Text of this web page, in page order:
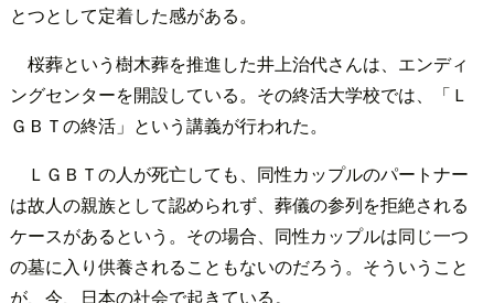
とつとして定着した感がある。
桜葬という樹木葬を推進した井上治代さんは、エンディ
ングセンターを開設している。その終活大学校では、「Ｌ
ＧＢＴの終活」という講義が行われた。
ＬＧＢＴの人が死亡しても、同性カップルのパートナー
は故人の親族として認められず、葬儀の参列を拒絶される
ケースがあるという。その場合、同性カップルは同じ一つ
の墓に入り供養されることもないのだろう。そういうこと
が、今、日本の社会で起きている。